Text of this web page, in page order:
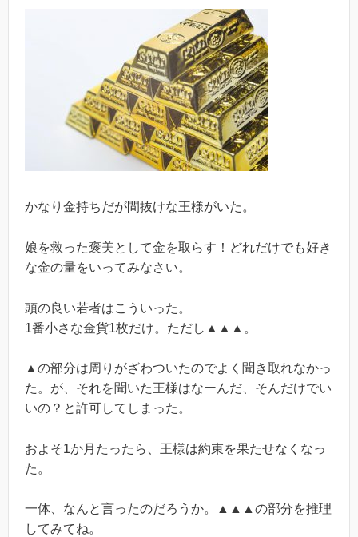
かなり金持ちだが間抜けな王様がいた。
娘を救った褒美として金を取らす！どれだけでも好き
な金の量をいってみなさい。
頭の良い若者はこういった。
1番小さな金貨1枚だけ。ただし▲▲▲。
▲の部分は周りがざわついたのでよく聞き取れなかっ
た。が、それを聞いた王様はなーんだ、そんだけでい
いの？と許可してしまった。
およそ1か月たったら、王様は約束を果たせなくなっ
た。
一体、なんと言ったのだろうか。▲▲▲の部分を推理
してみてね。